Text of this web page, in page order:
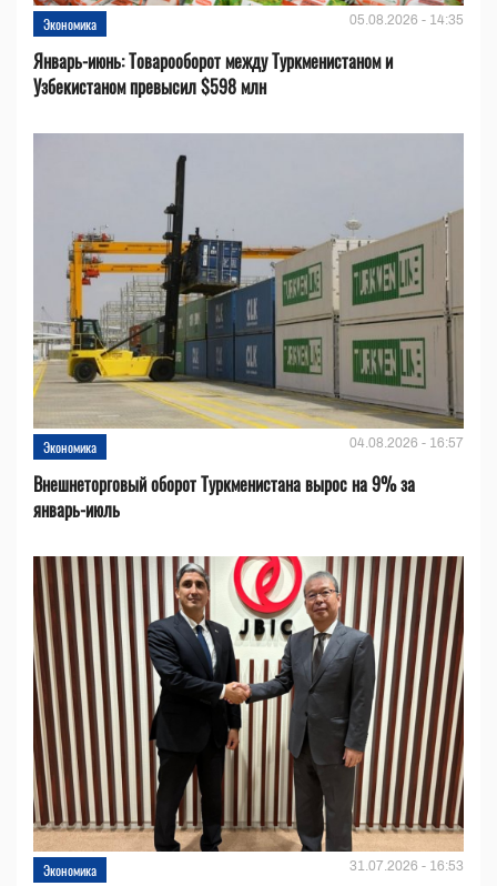
Экономика 05.08.2026 - 14:35
Январь-июнь: Товарооборот между Туркменистаном и
Узбекистаном превысил $598 млн
Экономика 04.08.2026 - 16:57
Внешнеторговый оборот Туркменистана вырос на 9% за
январь-июль
Экономика 31.07.2026 - 16:53